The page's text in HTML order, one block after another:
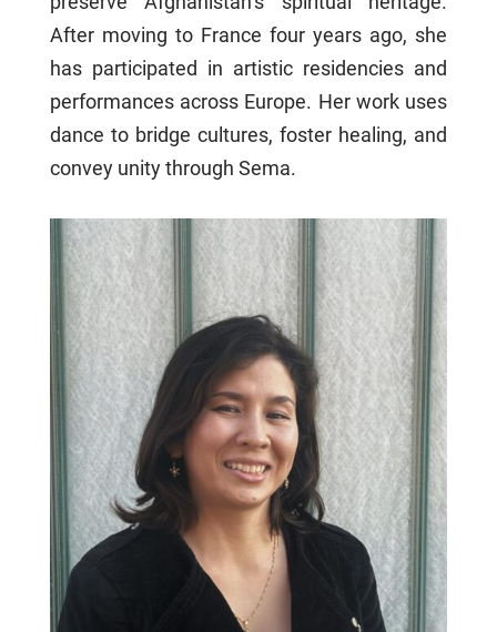
After moving to France four years ago, she
has participated in artistic residencies and
performances across Europe. Her work uses
dance to bridge cultures, foster healing, and
convey unity through Sema.